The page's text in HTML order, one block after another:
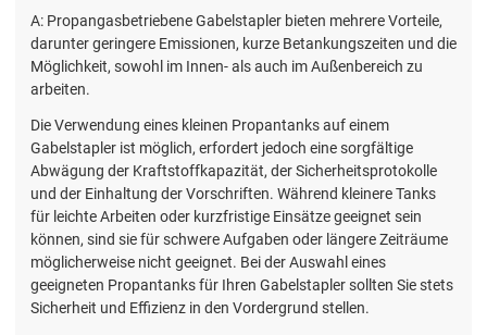
A: Propangasbetriebene Gabelstapler bieten mehrere Vorteile,
darunter geringere Emissionen, kurze Betankungszeiten und die
Möglichkeit, sowohl im Innen- als auch im Außenbereich zu
arbeiten.
Die Verwendung eines kleinen Propantanks auf einem
Gabelstapler ist möglich, erfordert jedoch eine sorgfältige
Abwägung der Kraftstoffkapazität, der Sicherheitsprotokolle
und der Einhaltung der Vorschriften. Während kleinere Tanks
für leichte Arbeiten oder kurzfristige Einsätze geeignet sein
können, sind sie für schwere Aufgaben oder längere Zeiträume
möglicherweise nicht geeignet. Bei der Auswahl eines
geeigneten Propantanks für Ihren Gabelstapler sollten Sie stets
Sicherheit und Effizienz in den Vordergrund stellen.